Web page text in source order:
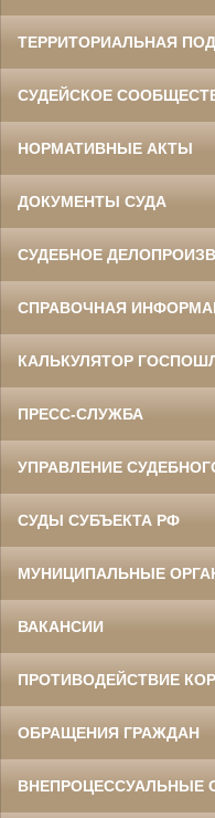
ТЕРРИТОРИАЛЬНАЯ
СУДЕЙСКОЕ
НОРМАТИВНЫЕ АКТЫ
ДОКУМЕНТЫ СУДА
СУДЕБНОЕ
СПРАВОЧНАЯ
КАЛЬКУЛЯТОР
ПРЕСС-СЛУЖБА
УПРАВЛЕНИЕ
СУДЫ СУБЪЕКТА РФ
МУНИЦИПАЛЬНЫЕ
ВАКАНСИИ
ПРОТИВОДЕЙСТВИЕ
ОБРАЩЕНИЯ ГРАЖДАН
ВНЕПРОЦЕССУАЛЬНЫЕ